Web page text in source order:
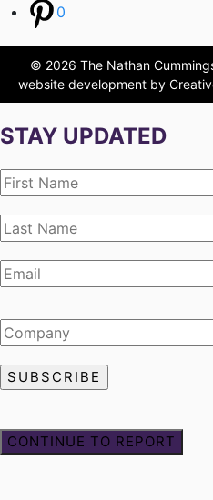
0
© 2026 The Nathan
website development by
STAY UPDATED
CONTINUE TO REPORT